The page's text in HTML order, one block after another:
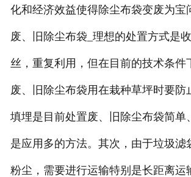
化和经济效益使得除尘布袋变废为宝
废、旧除尘布袋_理想的处置方式是
丝，重复利用，但在目前的技术条件
废、旧除尘布袋用在栽种草坪时要防
填埋是目前处置废、旧除尘布袋简单
是应用多的方法。其次，由于垃圾滤
粉尘，需要进行运输特别是长距离运